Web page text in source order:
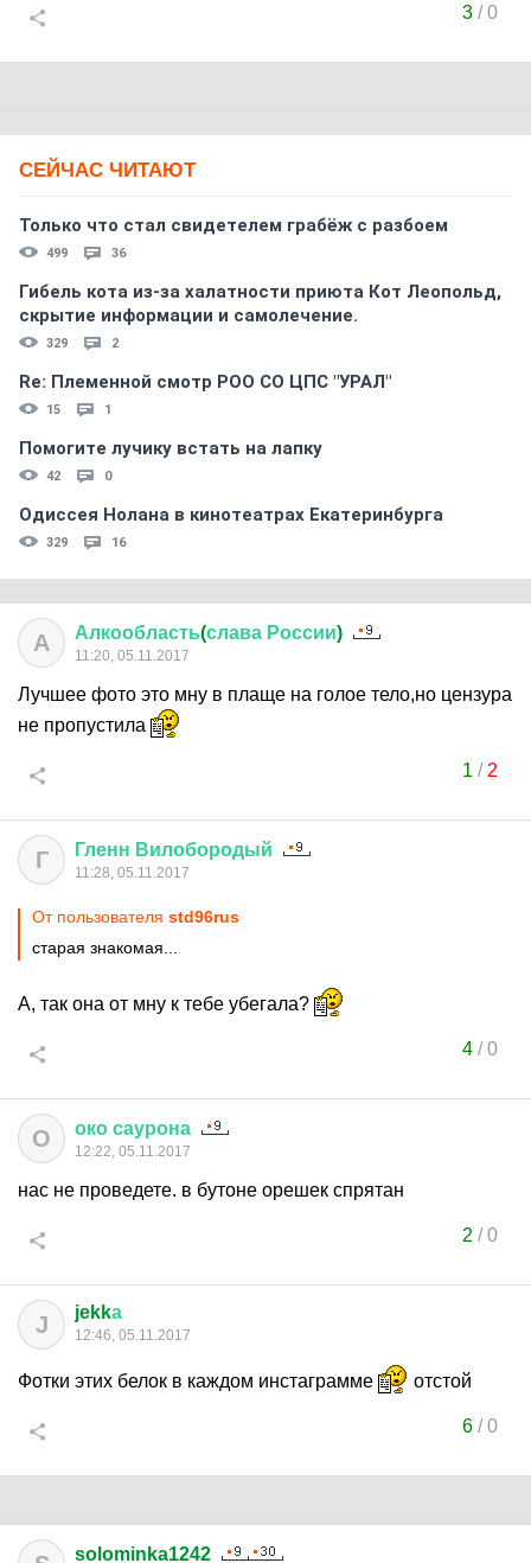
3/0
СЕЙЧАС ЧИТАЮТ
Только что стал свидетелем грабёж с разбоем
499 36
Гибель кота из-за халатности приюта Кот Леопольд,
скрытиe информации и самолечение.
329 2
Re: Племеннoй смoтр РOO CO ЦПС "УРАЛ"
15 1
Помогите лучику встать на лапку
42 0
Одиссея Нолана в кинотеатрах Екатеринбурга
329 16
А Алкообласть(слава России)
11:20, 05.11.2017
Лучшее фото это мну в плаще на голое тело,но цензура
не пропустила
1 / 2
Г Гленн Вилобородый
11:28, 05.11.2017
От пользователя std96rus
старая знакомая...
А, так она от мну к тебе убегала?
4/0
О око саурона
12:22, 05.11.2017
нас не проведете. в бутоне орешек спрятан
2 /0
J jekkа
12:46, 05.11.2017
Фотки этих белок в каждом инстаграмме отстой
6/0
solominka1242